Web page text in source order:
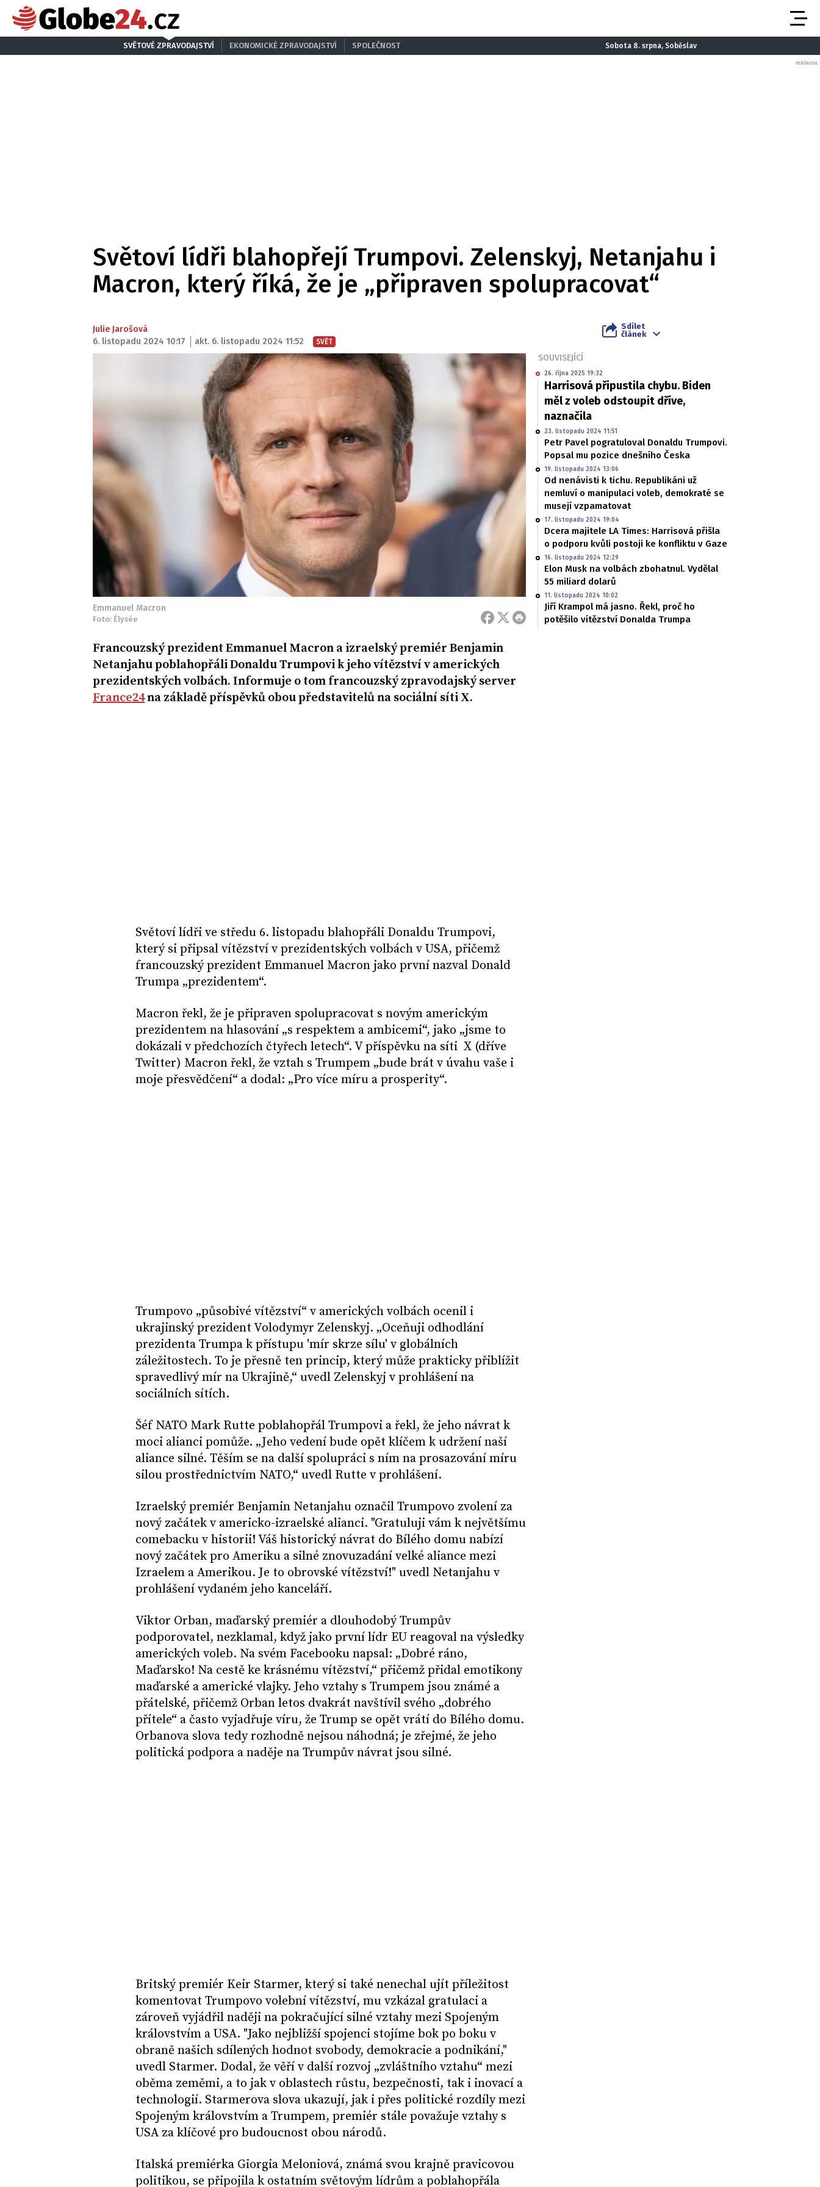
SVĚTOVÉ ZPRAVODAJSTVÍ EKONOMICKÉ ZPRAVODAJSTVÍ SPOLEČNOST Sobota 8. srpna, Soběslav
Světoví lídři blahopřejí Trumpovi. Zelenskyj, Netanjahu i
Macron, který říká, že je „připraven spolupracovat“
Julie Jarošová
6. listopadu 2024 10:17
akt. 6. listopadu 2024 11:52 SVĚT
Sdílet
článek
Emmanuel Macron
Foto: Élysée
Francouzský prezident Emmanuel Macron a izraelský premiér Benjamin
Netanjahu poblahopřáli Donaldu Trumpovi k jeho vítězství v amerických
prezidentských volbách. Informuje o tom francouzský zpravodajský server
France24na základě příspěvků obou představitelů na sociální síti X.
Světoví lídři ve středu 6. listopadu blahopřáli Donaldu Trumpovi,
který si připsal vítězství v prezidentských volbách v USA, přičemž
francouzský prezident Emmanuel Macron jako první nazval Donald
Trumpa „prezidentem“.
Macron řekl, že je připraven spolupracovat s novým americkým
prezidentem na hlasování „s respektem a ambicemi“, jako „jsme to
dokázali v předchozích čtyřech letech“. V příspěvku na síti X (dříve
Twitter) Macron řekl, že vztah s Trumpem „bude brát v úvahu vaše i
moje přesvědčení“ a dodal: „Pro více míru a prosperity“.
Trumpovo „působivé vítězství“ v amerických volbách ocenil i
ukrajinský prezident Volodymyr Zelenskyj. „Oceňuji odhodlání
prezidenta Trumpa k přístupu 'mír skrze sílu' v globálních
záležitostech. To je přesně ten princip, který může prakticky přiblížit
spravedlivý mír na Ukrajině,“ uvedl Zelenskyj v prohlášení na
sociálních sítích.
Šéf NATO Mark Rutte poblahopřál Trumpovi a řekl, že jeho návrat k
moci alianci pomůže. „Jeho vedení bude opět klíčem k udržení naší
aliance silné. Těším se na další spolupráci s ním na prosazování míru
silou prostřednictvím NATO,“ uvedl Rutte v prohlášení.
Izraelský premiér Benjamin Netanjahu označil Trumpovo zvolení za
nový začátek v americko-izraelské alianci. "Gratuluji vám k největšímu
comebacku v historii! Váš historický návrat do Bílého domu nabízí
nový začátek pro Ameriku a silné znovuzadání velké aliance mezi
Izraelem a Amerikou. Je to obrovské vítězství!" uvedl Netanjahu v
prohlášení vydaném jeho kanceláří.
Viktor Orban, maďarský premiér a dlouhodobý Trumpův
podporovatel, nezklamal, když jako první lídr EU reagoval na výsledky
amerických voleb. Na svém Facebooku napsal: „Dobré ráno,
Maďarsko! Na cestě ke krásnému vítězství,“ přičemž přidal emotikony
maďarské a americké vlajky. Jeho vztahy s Trumpem jsou známé a
přátelské, přičemž Orban letos dvakrát navštívil svého „dobrého
přítele“ a často vyjadřuje víru, že Trump se opět vrátí do Bílého domu.
Orbanova slova tedy rozhodně nejsou náhodná; je zřejmé, že jeho
politická podpora a naděje na Trumpův návrat jsou silné.
Britský premiér Keir Starmer, který si také nenechal ujít příležitost
komentovat Trumpovo volební vítězství, mu vzkázal gratulaci a
zároveň vyjádřil naději na pokračující silné vztahy mezi Spojeným
královstvím a USA. "Jako nejbližší spojenci stojíme bok po boku v
obraně našich sdílených hodnot svobody, demokracie a podnikání,"
uvedl Starmer. Dodal, že věří v další rozvoj „zvláštního vztahu“ mezi
oběma zeměmi, a to jak v oblastech růstu, bezpečnosti, tak i inovací a
technologií. Starmerova slova ukazují, jak i přes politické rozdíly mezi
Spojeným královstvím a Trumpem, premiér stále považuje vztahy s
USA za klíčové pro budoucnost obou národů.
Italská premiérka Giorgia Meloniová, známá svou krajně pravicovou
politikou, se připojila k ostatním světovým lídrům a poblahopřála
SOUVISEJÍCÍ
26. října 2025 19:32
Harrisová připustila chybu. Biden
měl z voleb odstoupit dříve,
naznačila
23. listopadu 2024 11:51
Petr Pavel pogratuloval Donaldu Trumpovi.
Popsal mu pozice dnešního Česka
19. listopadu 2024 13:06
Od nenávisti k tichu. Republikáni už
nemluví o manipulaci voleb, demokraté se
musejí vzpamatovat
17. listopadu 2024 19:04
Dcera majitele LA Times: Harrisová přišla
o podporu kvůli postoji ke konfliktu v Gaze
16. listopadu 2024 12:29
Elon Musk na volbách zbohatnul. Vydělal
55 miliard dolarů
11. listopadu 2024 10:02
Jiří Krampol má jasno. Řekl, proč ho
potěšilo vítězství Donalda Trumpa